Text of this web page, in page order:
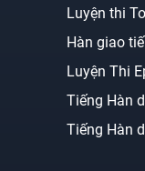
Luyện thi
Hàn giao
Luyện Thi
Tiếng Hàn
Tiếng Hàn